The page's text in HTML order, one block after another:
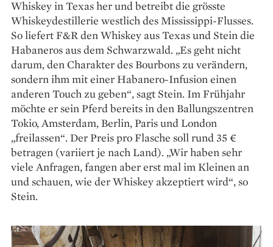
Whiskey in Texas her und betreibt die grösste
Whiskeydestillerie westlich des Mississippi-Flusses.
So liefert F&R den Whiskey aus Texas und Stein die
Habaneros aus dem Schwarzwald. „Es geht nicht
darum, den Charakter des Bourbons zu verändern,
sondern ihm mit einer Habanero-Infusion einen
anderen Touch zu geben“, sagt Stein. Im Frühjahr
möchte er sein Pferd bereits in den Ballungszentren
Tokio, Amsterdam, Berlin, Paris und London
„freilassen“. Der Preis pro Flasche soll rund 35 €
betragen ­(variiert je nach Land). „Wir haben sehr
viele Anfragen, fangen aber erst mal im Kleinen an
und schauen, wie der Whiskey akzeptiert wird“, so
Stein.